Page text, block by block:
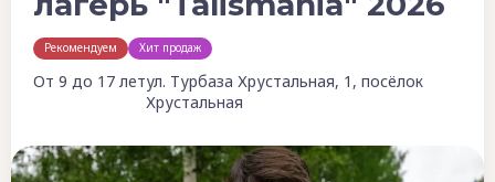
Рекомендуем Хит продаж
От 9 до 17 летул. Турбаза Хрустальная, 1, посёлок
Хрустальная